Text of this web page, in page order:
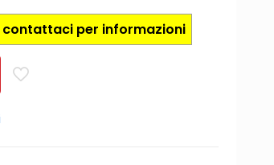
per informazioni